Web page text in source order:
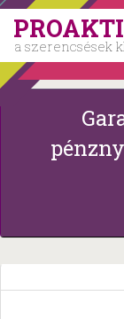
a szerencsések